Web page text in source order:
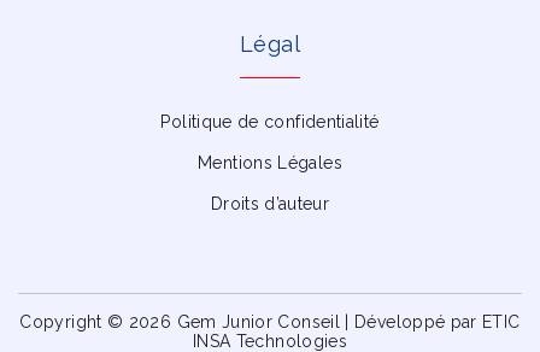
Légal
Politique de confidentialité
Mentions Légales
Droits d’auteur
Copyright © 2026 Gem Junior Conseil | Développé par ETIC
INSA Technologies